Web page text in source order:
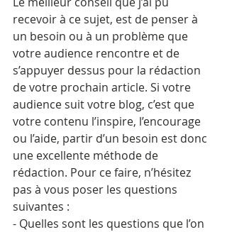
recevoir à ce sujet, est de penser à
un besoin ou à un problème que
votre audience rencontre et de
s’appuyer dessus pour la rédaction
de votre prochain article. Si votre
audience suit votre blog, c’est que
votre contenu l’inspire, l’encourage
ou l’aide, partir d’un besoin est donc
une excellente méthode de
rédaction. Pour ce faire, n’hésitez
pas à vous poser les questions
suivantes :
- Quelles sont les questions que l’on